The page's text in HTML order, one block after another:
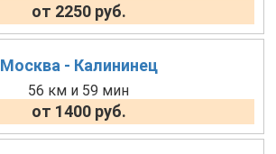
от 2250 руб.
Москва - Калининец
56 км и 59 мин
от 1400 руб.